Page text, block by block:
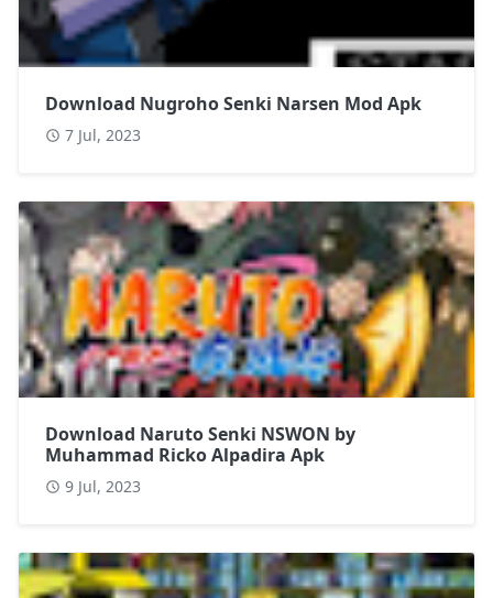
Download Nugroho Senki Narsen Mod Apk
7 Jul, 2023
Download Naruto Senki NSWON by
Muhammad Ricko Alpadira Apk
9 Jul, 2023